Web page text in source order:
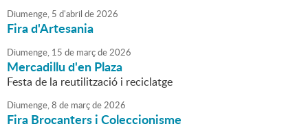
Diumenge, 5 d'abril de2026
Fira d'Artesania
Diumenge, 15 de marçde2026
Mercadillu d'en Plaza
Festa de la reutilització i reciclatge
Diumenge,8 de marçde2026
Fira Brocanters i Coleccionisme